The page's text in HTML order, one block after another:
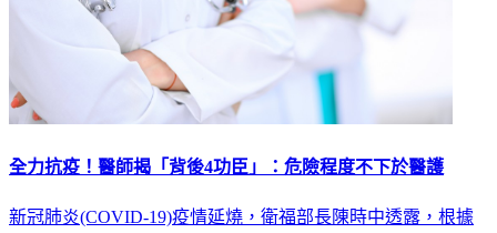
全力抗疫！醫師揭「背後4功臣」：危險程度不下於醫護
新冠肺炎(COVID-19)疫情延燒，衛福部長陳時中透露，根據